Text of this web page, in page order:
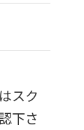
スク
下さ